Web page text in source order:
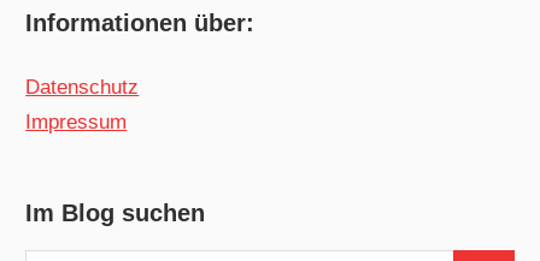
Informationen über:
Datenschutz
Impressum
Im Blog suchen